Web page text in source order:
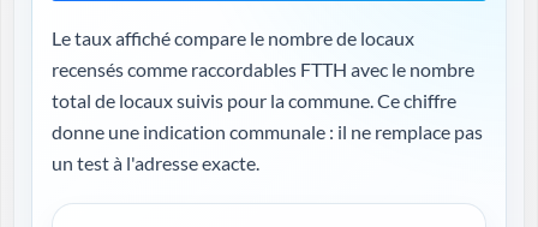
Le taux affiché compare le nombre de locaux
recensés comme raccordables FTTH avec le nombre
total de locaux suivis pour la commune. Ce chiffre
donne une indication communale : il ne remplace pas
un test à l'adresse exacte.